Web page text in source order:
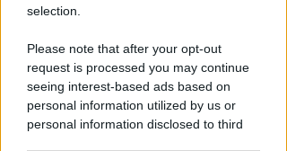
selection.
Please note that after your opt-out
request is processed you may continue
seeing interest-based ads based on
personal information utilized by us or
personal information disclosed to third